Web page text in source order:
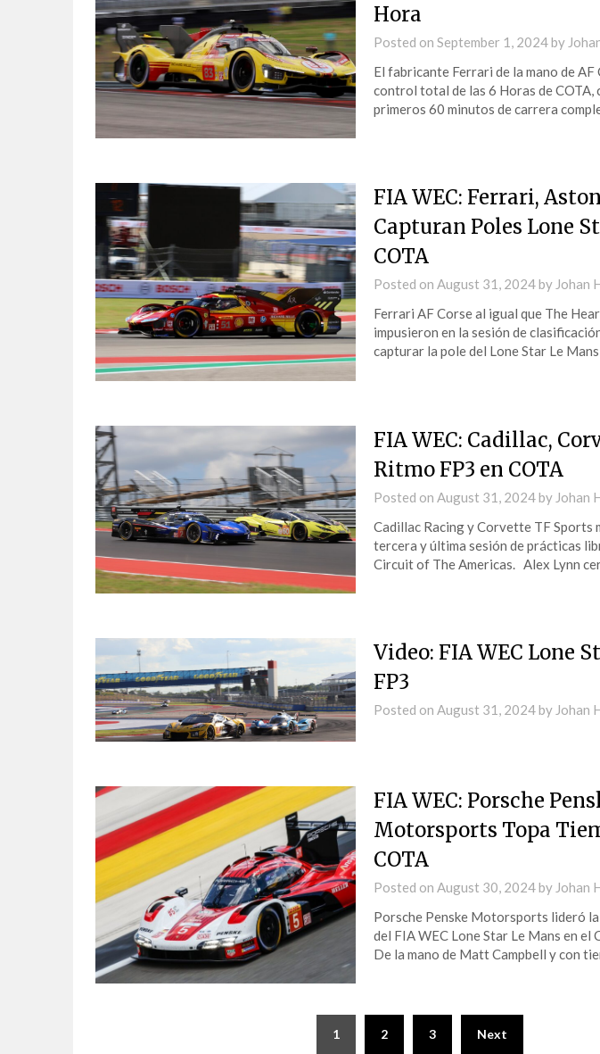
Hora
Posted on September 1, 2024by
El fabricante Ferrari de la mano de AF
control total de las 6 Horas de COTA,
primeros 60 minutos de carrera
FIA WEC: Ferrari,
Capturan Poles Lone
COTA
Posted on August 31, 2024by Johan
Ferrari AF Corse al igual que The
impusieron en la sesión de
capturar la pole del Lone Star Le
FIA WEC: Cadillac,
Ritmo FP3 en COTA
Posted on August 31, 2024by Johan
Cadillac Racing y Corvette TF Sports
tercera y última sesión de prácticas
Circuit of The Americas. Alex Lynn
Video: FIA WEC Lone
FP3
Posted on August 31, 2024by Johan
FIA WEC: Porsche
Motorsports Topa
COTA
Posted on August 30, 2024by Johan
Porsche Penske Motorsports lideró
del FIA WEC Lone Star Le Mans en el
De la mano de Matt Campbell y con
1 2 3 Next